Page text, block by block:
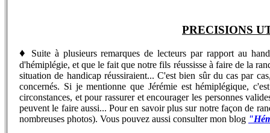
PRECISIONS
♦
Suite à plusieurs remarques de lecteurs par rapport au
d'hémiplégie, et que le fait que notre fils réussisse à faire de la
situation de handicap réussiraient... C'est bien sûr du cas par
concernés. Si je mentionne que Jérémie est hémiplégique,
circonstances, et pour rassurer et encourager les personnes
peuvent le faire aussi...Pour en savoir plus sur notre façon de
nombreuses photos). Vous pouvez aussi consulter mon blog